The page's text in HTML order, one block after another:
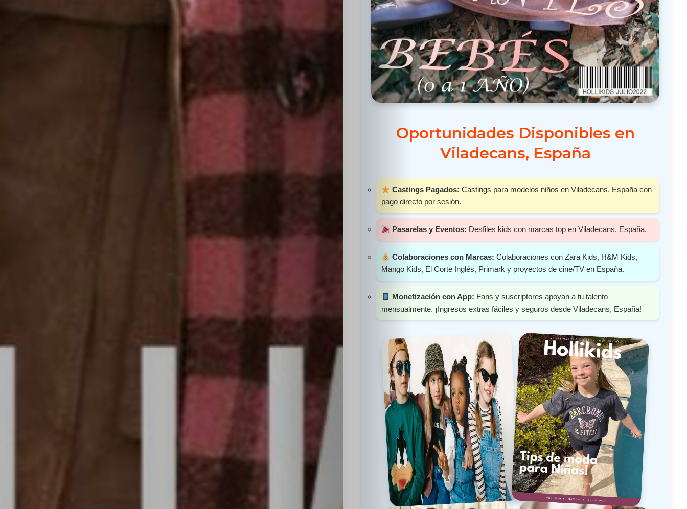
Inicio
Casting
Bershka
Casting
SHEIN
Sabritas
Casting
HolliKids
Contacto
Search
Oportunidades Disponibles en
Viladecans, España
Castings Pagados: Castings para modelos niños en Viladecans, España con
pago directo por sesión.
Pasarelas y Eventos: Desfiles kids con marcas top en Viladecans, España.
Colaboraciones con Marcas: Colaboraciones con Zara Kids, H&M Kids,
Mango Kids, El Corte Inglés, Primark y proyectos de cine/TV en España.
Monetización con App: Fans y suscriptores apoyan a tu talento
mensualmente. ¡Ingresos extras fáciles y seguros desde Viladecans, España!